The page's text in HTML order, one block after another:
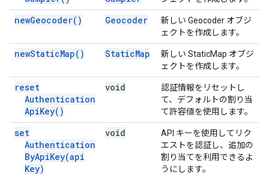
newGeocoder( ) Geocoder
新しい Geocoder オブジ
ェクトを作成します。
newStaticMap( ) StaticMap
新しい StaticMap オブジ
ェクトを作成します。
reset
Authentication
ApiKey( )
void
認証情報をリセットし
て、デフォルトの割り当
て許容値を使用します。
set
Authentication
ByApiKey(api
Key)
void
API キーを使用してリク
エストを認証し、追加の
割り当てを利用できるよ
うにします。